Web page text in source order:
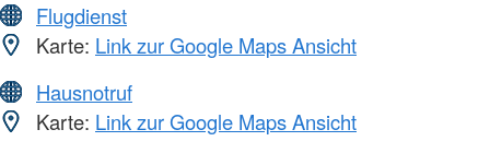
Flugdienst
Karte: Link zur Google Maps Ansicht
Hausnotruf
Karte: Link zur Google Maps Ansicht